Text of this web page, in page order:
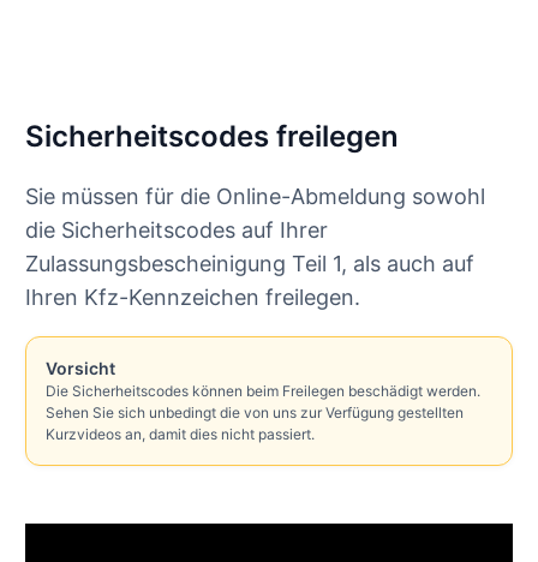
Sicherheitscodes freilegen
Sie müssen für die Online-Abmeldung sowohl
die Sicherheitscodes auf Ihrer
Zulassungsbescheinigung Teil 1, als auch auf
Ihren Kfz-Kennzeichen freilegen.
Vorsicht
Die Sicherheitscodes können beim Freilegen beschädigt werden.
Sehen Sie sich unbedingt die von uns zur Verfügung gestellten
Kurzvideos an, damit dies nicht passiert.